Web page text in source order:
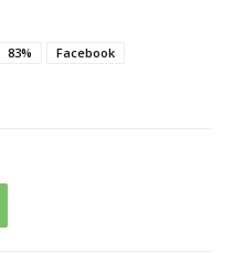
83%
Facebook